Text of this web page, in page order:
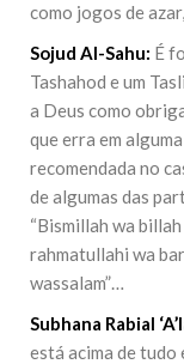
como jogos de
Sojud Al-Sahu: É
Tashahod e um
a Deus como
que erra em
recomendada no
de algumas das
“Bismillah wa
rahmatullahi wa
wassalam”…
Subhana Rabial
está acima de